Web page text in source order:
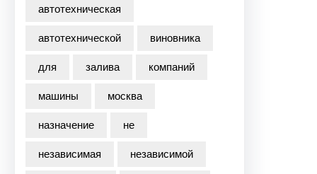
автотехническая
автотехнической
виновника
для
залива
компаний
машины
москва
назначение
не
независимая
независимой